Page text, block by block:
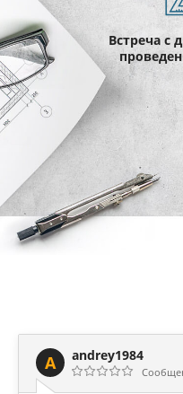
Встреча с
A andrey1984